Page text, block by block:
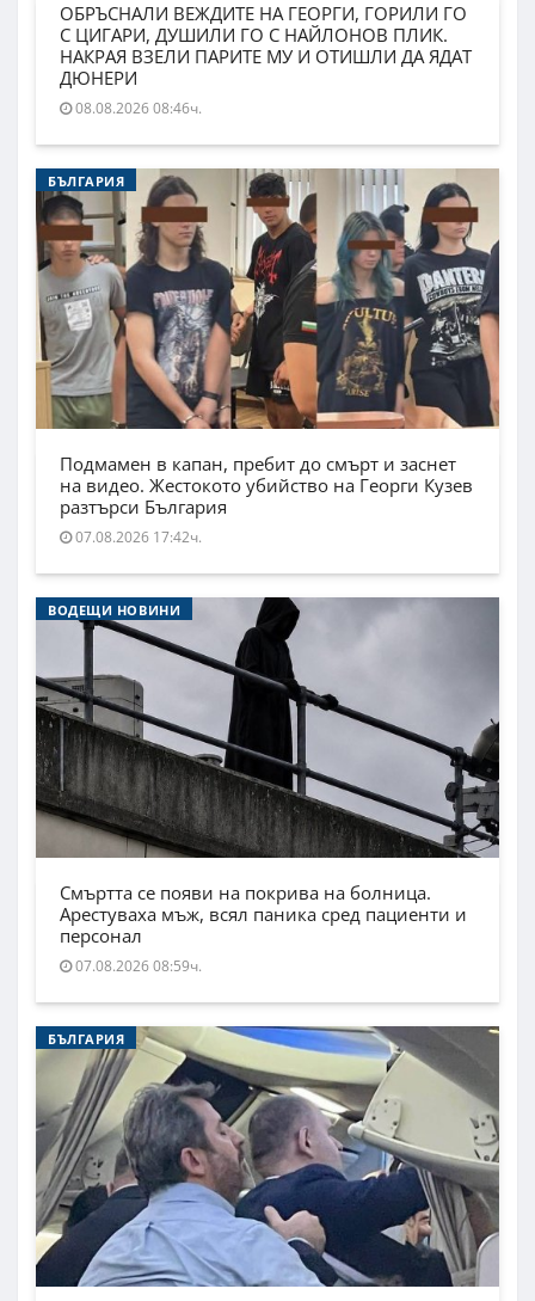
ОБРЪСНАЛИ ВЕЖДИТЕ НА ГЕОРГИ, ГОРИЛИ ГО
С ЦИГАРИ, ДУШИЛИ ГО С НАЙЛОНОВ ПЛИК.
НАКРАЯ ВЗЕЛИ ПАРИТЕ МУ И ОТИШЛИ ДА ЯДАТ
ДЮНЕРИ
08.08.2026 08:46ч.
БЪЛГАРИЯ
Подмамен в капан, пребит до смърт и заснет
на видео. Жестокото убийство на Георги Кузев
разтърси България
07.08.2026 17:42ч.
ВОДЕЩИ НОВИНИ
Смъртта се появи на покрива на болница.
Арестуваха мъж, всял паника сред пациенти и
персонал
07.08.2026 08:59ч.
БЪЛГАРИЯ